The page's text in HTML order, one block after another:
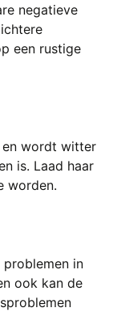
negatieve
een rustige
en wordt witter
is. Laad haar
worden.
problemen in
ook kan de